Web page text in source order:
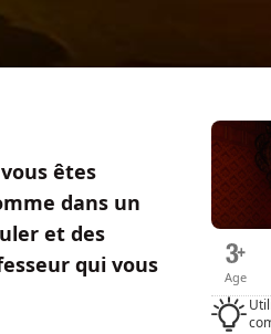
êtes
dans un
et des
qui vous
Age